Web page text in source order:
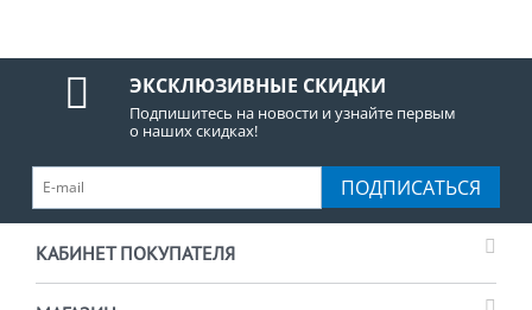
ЭКСКЛЮЗИВНЫЕ СКИДКИ
Подпишитесь на новости и узнайте первым
о наших скидках!
ПОДПИСАТЬСЯ
КАБИНЕТ ПОКУПАТЕЛЯ